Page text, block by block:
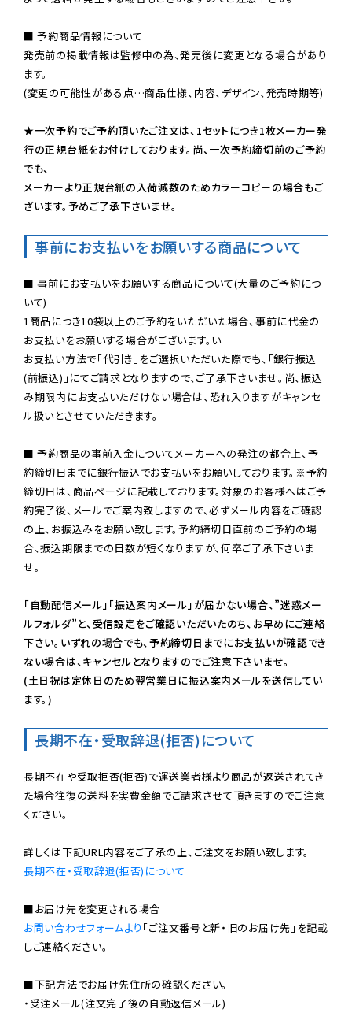
■ 予約商品情報について
発売前の掲載情報は監修中の為、発売後に変更となる場合があり
ます。
(変更の可能性がある点…商品仕様、内容、デザイン、発売時期等)
★一次予約でご予約頂いたご注文は、1セットにつき1枚メーカー発
行の正規台紙をお付けしております。尚、一次予約締切前のご予約
でも、
メーカーより正規台紙の入荷減数のためカラーコピーの場合もご
ざいます。予めご了承下さいませ。
事前にお支払いをお願いする商品について
■ 事前にお支払いをお願いする商品について(大量のご予約につ
いて)
1商品につき10袋以上のご予約をいただいた場合、事前に代金の
お支払いをお願いする場合がございます。い
お支払い方法で「代引き」をご選択いただいた際でも、「銀行振込
(前振込)」にてご請求となりますので、ご了承下さいませ。尚、振込
み期限内にお支払いただけない場合は、恐れ入りますがキャンセ
ル扱いとさせていただきます。
■ 予約商品の事前入金についてメーカーへの発注の都合上、予
約締切日までに銀行振込でお支払いをお願いしております。※予約
締切日は、商品ページに記載しております。対象のお客様へはご予
約完了後、メールでご案内致しますので、必ずメール内容をご確認
の上、お振込みをお願い致します。予約締切日直前のご予約の場
合、振込期限までの日数が短くなりますが、何卒ご了承下さいま
せ。
「自動配信メール」「振込案内メール」が届かない場合、”迷惑メー
ルフォルダ”と、受信設定をご確認いただいたのち、お早めにご連絡
下さい。いずれの場合でも、予約締切日までにお支払いが確認でき
ない場合は、キャンセルとなりますのでご注意下さいませ。
(土日祝は定休日のため翌営業日に振込案内メールを送信してい
ます。)
長期不在・受取辞退(拒否)について
長期不在や受取拒否(拒否)で運送業者様より商品が返送されてき
た場合往復の送料を実費金額でご請求させて頂きますのでご注意
ください。
長期不在・受取辞退(拒否)について
お問い合わせフォームより 「ご注文番号と新・旧のお届け先」を記載
しご連絡ください。
■下記方法でお届け先住所の確認ください。
・受注メール(注文完了後の自動返信メール)